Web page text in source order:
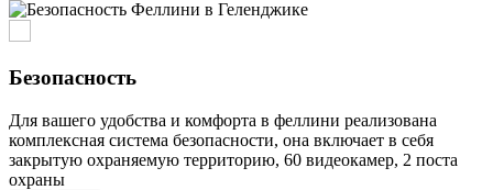
Безопасность
Для вашего удобства и комфорта в феллини реализована
комплексная система безопасности, она включает в себя
закрытую охраняемую территорию, 60 видеокамер, 2 поста
охраны